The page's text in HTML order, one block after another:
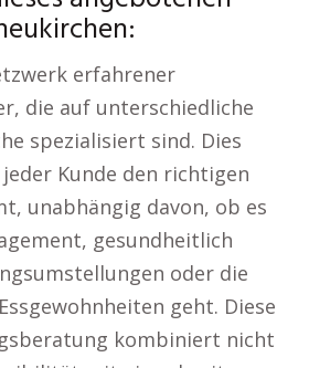
erfahrener
die auf unterschiedliche
spezialisiert sind. Dies
Kunde den richtigen
unabhängig davon, ob es
gesundheitlich
oder die
geht. Diese
kombiniert nicht